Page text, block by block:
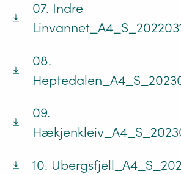
07. Indre
08.
09.
10.